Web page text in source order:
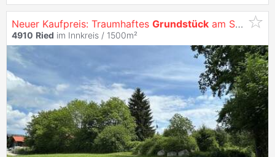
Neuer Kaufpreis: Traumhaftes Grundstück am Stadtpark in
4910 Ried im Innkreis / 1500m²